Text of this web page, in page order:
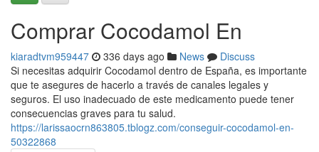
Comprar Cocodamol En
kiaradtvm959447 336 days ago News
Discuss
Si necesitas adquirir Cocodamol dentro de España, es importante
que te asegures de hacerlo a través de canales legales y
seguros. El uso inadecuado de este medicamento puede tener
consecuencias graves para tu salud.
https://larissaocrn863805.tblogz.com/conseguir-cocodamol-en-
50322868